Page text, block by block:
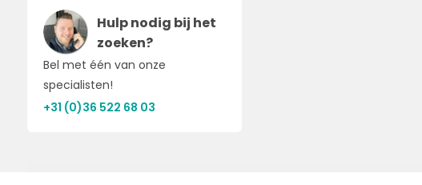
Hulp nodig bij het
zoeken?
Bel met één van onze
specialisten!
+31 (0)36 522 68 03